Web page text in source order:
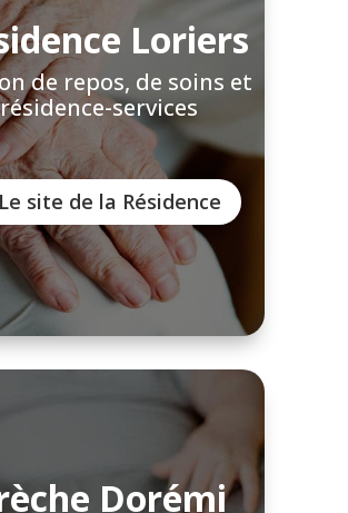
Loriers
de repos, de soins et
résidence-services
Le site de la Résidence
Dorémi